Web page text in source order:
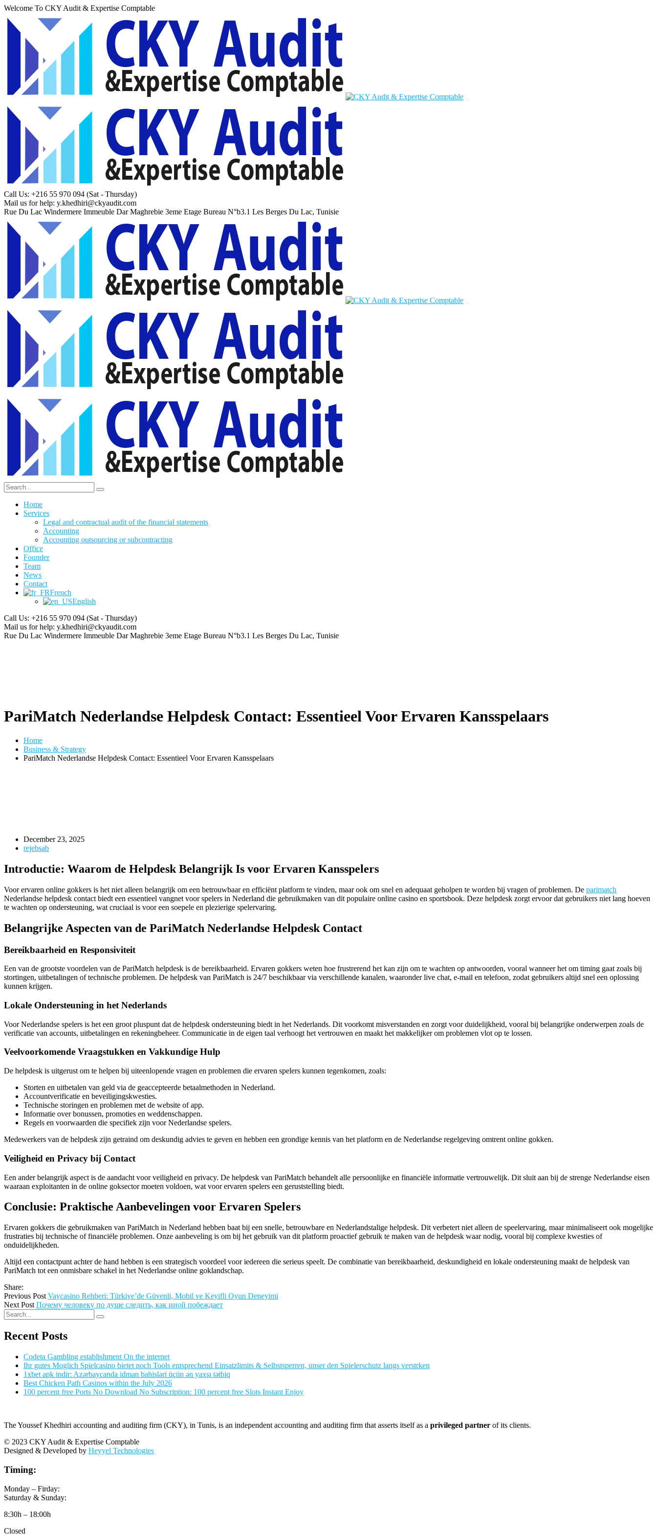
Welcome To CKY Audit & Expertise Comptable
Call Us: +216 55 970 094 (Sat - Thursday)
Mail us for help: y.khedhiri@ckyaudit.com
Rue Du Lac Windermere Immeuble Dar Maghrebie 3eme Etage Bureau N°b3.1 Les Berges Du Lac, Tunisie
Home
Services
Legal and contractual audit of the financial statements
Accounting
Accounting outsourcing or subcontracting
Office
Founder
Team
News
Contact
French
English
Call Us: +216 55 970 094 (Sat - Thursday)
Mail us for help: y.khedhiri@ckyaudit.com
Rue Du Lac Windermere Immeuble Dar Maghrebie 3eme Etage Bureau N°b3.1 Les Berges Du Lac, Tunisie
PariMatch Nederlandse Helpdesk Contact: Essentieel Voor Ervaren Kansspelaars
Home
Business & Strategy
PariMatch Nederlandse Helpdesk Contact: Essentieel Voor Ervaren Kansspelaars
December 23, 2025
rejebsab
Introductie: Waarom de Helpdesk Belangrijk Is voor Ervaren Kansspelers
Voor ervaren online gokkers is het niet alleen belangrijk om een betrouwbaar en efficiënt platform te vinden, maar ook om snel en adequaat geholpen te worden bij vragen of problemen. De parimatch
Nederlandse helpdesk contact biedt een essentieel vangnet voor spelers in Nederland die gebruikmaken van dit populaire online casino en sportsbook. Deze helpdesk zorgt ervoor dat gebruikers niet lang hoeven
te wachten op ondersteuning, wat cruciaal is voor een soepele en plezierige spelervaring.
Belangrijke Aspecten van de PariMatch Nederlandse Helpdesk Contact
Bereikbaarheid en Responsiviteit
Een van de grootste voordelen van de PariMatch helpdesk is de bereikbaarheid. Ervaren gokkers weten hoe frustrerend het kan zijn om te wachten op antwoorden, vooral wanneer het om timing gaat zoals bij
stortingen, uitbetalingen of technische problemen. De helpdesk van PariMatch is 24/7 beschikbaar via verschillende kanalen, waaronder live chat, e-mail en telefoon, zodat gebruikers altijd snel een oplossing
kunnen krijgen.
Lokale Ondersteuning in het Nederlands
Voor Nederlandse spelers is het een groot pluspunt dat de helpdesk ondersteuning biedt in het Nederlands. Dit voorkomt misverstanden en zorgt voor duidelijkheid, vooral bij belangrijke onderwerpen zoals de
verificatie van accounts, uitbetalingen en rekeningbeheer. Communicatie in de eigen taal verhoogt het vertrouwen en maakt het makkelijker om problemen vlot op te lossen.
Veelvoorkomende Vraagstukken en Vakkundige Hulp
De helpdesk is uitgerust om te helpen bij uiteenlopende vragen en problemen die ervaren spelers kunnen tegenkomen, zoals:
Storten en uitbetalen van geld via de geaccepteerde betaalmethoden in Nederland.
Accountverificatie en beveiligingskwesties.
Technische storingen en problemen met de website of app.
Informatie over bonussen, promoties en weddenschappen.
Regels en voorwaarden die specifiek zijn voor Nederlandse spelers.
Medewerkers van de helpdesk zijn getraind om deskundig advies te geven en hebben een grondige kennis van het platform en de Nederlandse regelgeving omtrent online gokken.
Veiligheid en Privacy bij Contact
Een ander belangrijk aspect is de aandacht voor veiligheid en privacy. De helpdesk van PariMatch behandelt alle persoonlijke en financiële informatie vertrouwelijk. Dit sluit aan bij de strenge Nederlandse eisen
waaraan exploitanten in de online goksector moeten voldoen, wat voor ervaren spelers een geruststelling biedt.
Conclusie: Praktische Aanbevelingen voor Ervaren Spelers
Ervaren gokkers die gebruikmaken van PariMatch in Nederland hebben baat bij een snelle, betrouwbare en Nederlandstalige helpdesk. Dit verbetert niet alleen de speelervaring, maar minimaliseert ook mogelijke
frustraties bij technische of financiële problemen. Onze aanbeveling is om bij het gebruik van dit platform proactief gebruik te maken van de helpdesk waar nodig, vooral bij complexe kwesties of
onduidelijkheden.
Altijd een contactpunt achter de hand hebben is een strategisch voordeel voor iedereen die serieus speelt. De combinatie van bereikbaarheid, deskundigheid en lokale ondersteuning maakt de helpdesk van
PariMatch tot een onmisbare schakel in het Nederlandse online goklandschap.
Share:
Previous Post Vaycasino Rehberi: Türkiye’de Güvenli, Mobil ve Keyifli Oyun Deneyimi
Next Post Почему человеку по душе следить, как иной побеждает
Recent Posts
Codeta Gambling establishment On the internet
Ihr gutes Moglich Spielcasino bietet noch Tools entsprechend Einsatzlimits & Selbstsperren, unser den Spielerschutz langs verstrken
1xbet apk indir: Azərbaycanda idman bahisləri üçün ən yaxşı tətbiq
Best Chicken Path Casinos within the July 2026
100 percent free Ports No Download No Subscription: 100 percent free Slots Instant Enjoy
The Youssef Khedhiri accounting and auditing firm (CKY), in Tunis, is an independent accounting and auditing firm that asserts itself as a privileged partner of its clients.
© 2023 CKY Audit & Expertise Comptable
Designed & Developed by Heyyel Technologies
Timing:
Monday – Firday:
Saturday & Sunday:
8:30h – 18:00h
Closed